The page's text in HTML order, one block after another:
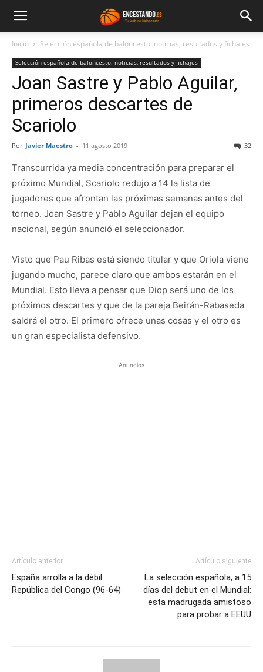
Inicio Selección española de baloncesto: noticias, resultados y fichajes
Selección española de baloncesto: noticias, resultados y fichajes
Joan Sastre y Pablo Aguilar,
primeros descartes de
Scariolo
Por Javier Maestro - 11 agosto 2019 32
Transcurrida ya media concentración para preparar el
próximo Mundial, Scariolo redujo a 14 la lista de
jugadores que afrontan las próximas semanas antes del
torneo. Joan Sastre y Pablo Aguilar dejan el equipo
nacional, según anunció el seleccionador.
Visto que Pau Ribas está siendo titular y que Oriola viene
jugando mucho, parece claro que ambos estarán en el
Mundial. Esto lleva a pensar que Diop será uno de los
próximos descartes y que de la pareja Beirán-Rabaseda
saldrá el otro. El primero ofrece unas cosas y el otro es
un gran especialista defensivo.
Anuncios
Artículo anterior
España arrolla a la débil
República del Congo (96-64)
Artículo siguiente
La selección española, a 15
días del debut en el Mundial:
esta madrugada amistoso
para probar a EEUU